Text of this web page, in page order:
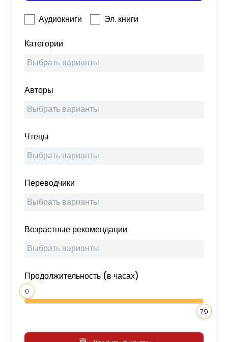
Аудиокниги Эл. книги
Категории
Авторы
Чтецы
Переводчики
Возрастные рекомендации
Продолжительность (в часах)
0
79